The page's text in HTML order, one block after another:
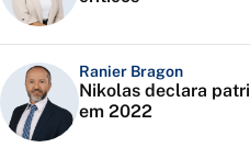
Ranier Bragon
Nikolas declara
em 2022